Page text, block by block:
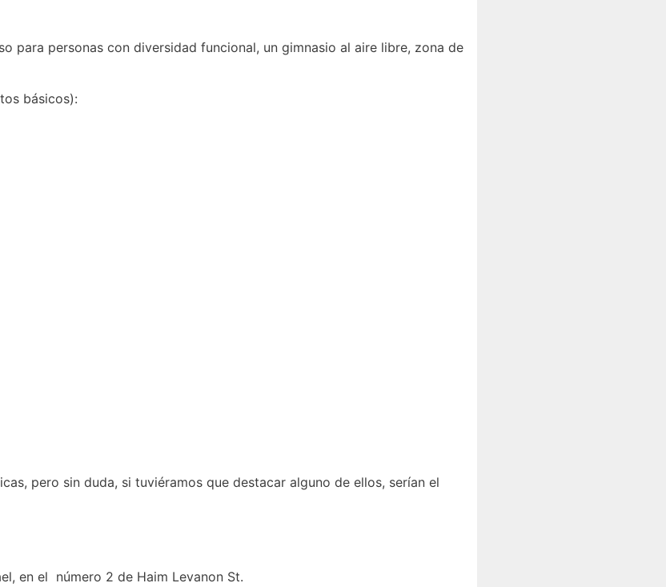
para personas con diversidad funcional, un gimnasio al aire libre, zona de
básicos):
pero sin duda, si tuviéramos que destacar alguno de ellos, serían el
en el número 2 de Haim Levanon St.